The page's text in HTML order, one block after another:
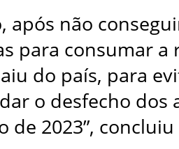
após não
para consumar
do país, para
o desfecho dos
de 2023”, concluiu